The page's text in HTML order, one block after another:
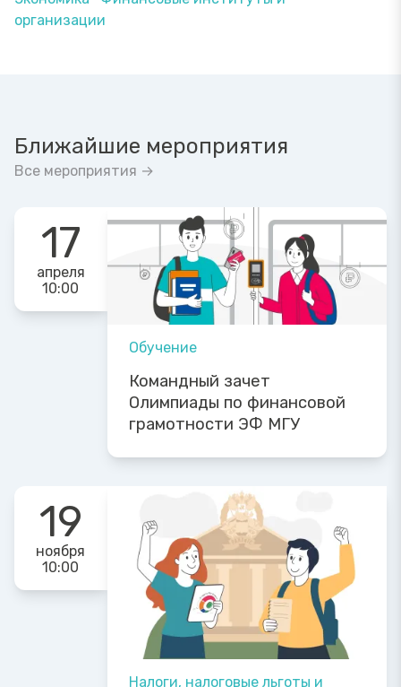
организации
Ближайшие мероприятия
Все мероприятия →
17
апреля
10:00
Обучение
Командный зачет
Олимпиады по финансовой
грамотности ЭФ МГУ
19
ноября
10:00
Налоги, налоговые льготы и